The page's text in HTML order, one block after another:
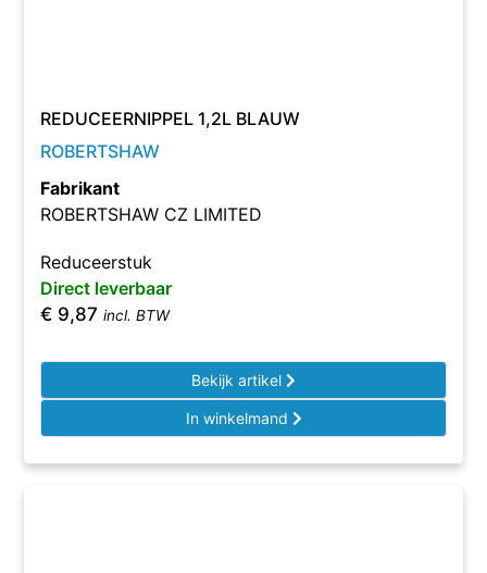
REDUCEERNIPPEL 1,2L BLAUW
ROBERTSHAW
Fabrikant
ROBERTSHAW CZ LIMITED
Reduceerstuk
Direct leverbaar
€ 9,87 incl. BTW
Bekijk artikel
In winkelmand